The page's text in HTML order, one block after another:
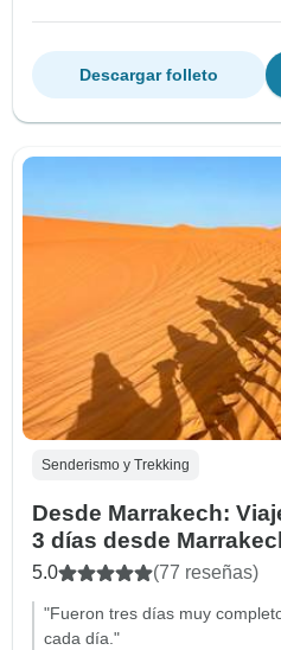
Descargar folleto
Senderismo y Trekking
Desde Marrakech:
3 días desde
Merzouga y excursión
5.0 (77 reseñas)
"Fueron tres días muy
cada día."